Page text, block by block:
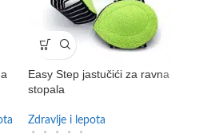
Easy Step jastučići za ravna
stopala
Zdravlje i lepota